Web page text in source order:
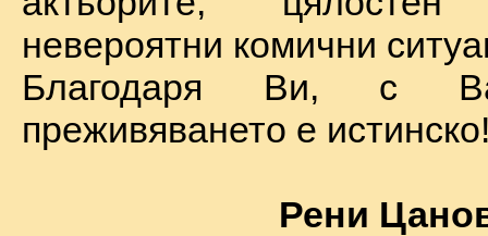
невероятни комични
Благодаря Ви, с
преживяването е
Рени